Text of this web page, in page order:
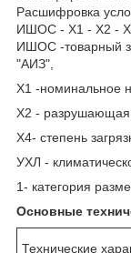
Расшифровка
ИШОС - Х1 - Х2 -
ИШОС -товарный
"АИЗ",
Х1 -номинальное
Х2 - разрушающая
Х4- степень
УХЛ -
1- категория
Основные
Технические